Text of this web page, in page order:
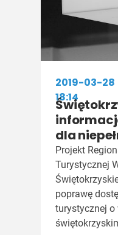
2019-03-28
18:14
dla
Projekt
Turystycznej
poprawę
turystycznej